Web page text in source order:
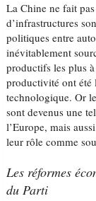
La Chine ne fait
d’infrastructures
politiques entre
inévitablement
productifs les plus
productivité ont été
technologique. Or
sont devenus une
l’Europe, mais
leur rôle comme
Les réformes
du Parti